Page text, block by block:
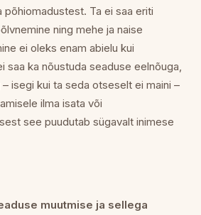
Ta ei saa eriti
ning mehe ja naise
ei oleks enam abielu kui
saa ka nõustuda seaduse eelnõuga,
isegi kui ta seda otseselt ei maini –
ilma isata või
see puudutab sügavalt inimese
muutmise ja sellega